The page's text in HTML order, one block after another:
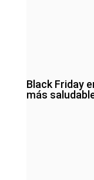
Black Friday
más